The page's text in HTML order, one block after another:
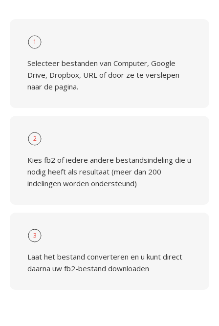
1
Selecteer bestanden van Computer, Google
Drive, Dropbox, URL of door ze te verslepen
naar de pagina.
2
Kies fb2 of iedere andere bestandsindeling die u
nodig heeft als resultaat (meer dan 200
indelingen worden ondersteund)
3
Laat het bestand converteren en u kunt direct
daarna uw fb2-bestand downloaden